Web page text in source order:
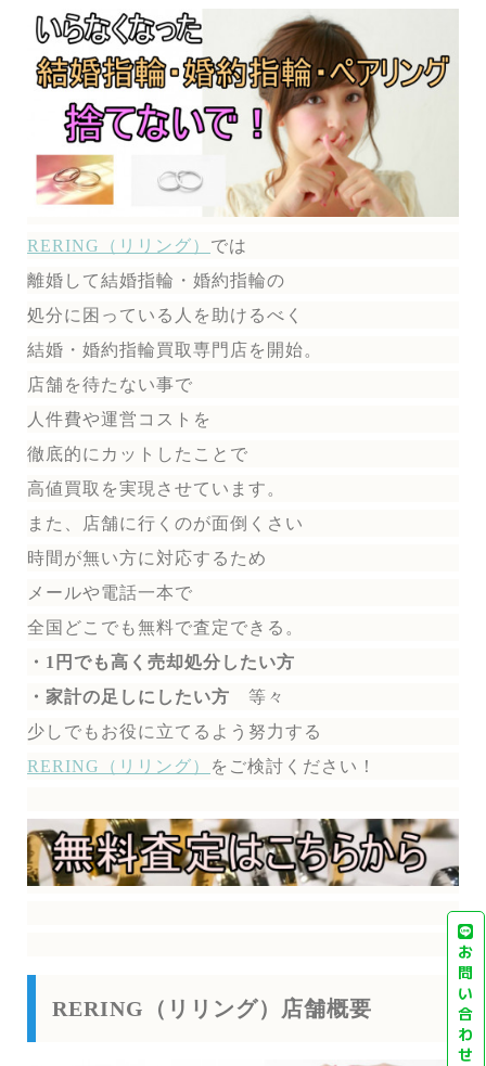
RERING（リリング） では
離婚して結婚指輪・婚約指輪の
処分に困っている人を助けるべく
結婚・婚約指輪買取専門店を開始。
店舗を待たない事で
人件費や運営コストを
徹底的にカットしたことで
高値買取を実現させています。
また、店舗に行くのが面倒くさい
時間が無い方に対応するため
メールや電話一本で
全国どこでも無料で査定できる。
・1円でも高く売却処分したい方
・家計の足しにしたい方 等々
少しでもお役に立てるよう努力する
RERING（リリング）
を ご検討ください！
RERING（リリング）店舗概要
お
問
い
合
わ
せ